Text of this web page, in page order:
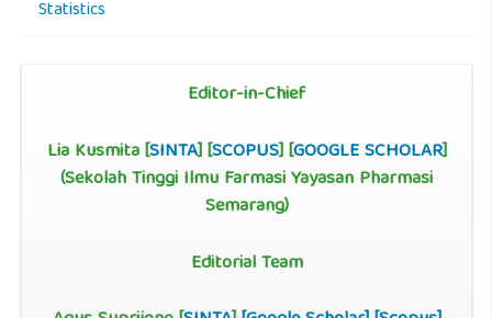
Statistics
Editor-in-Chief
Lia Kusmita [SINTA] [SCOPUS] [GOOGLE SCHOLAR]
(Sekolah Tinggi Ilmu Farmasi Yayasan Pharmasi
Semarang)
Editorial Team